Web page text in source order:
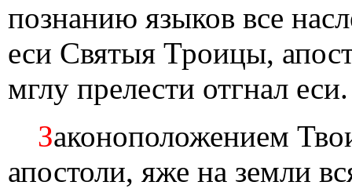
познанию языков все
еси Святыя Троицы,
мглу прелести отгнал еси.
Законоположением
апостоли, яже на земли